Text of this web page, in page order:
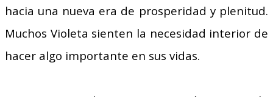
hacia una nueva era de prosperidad y plenitud.
Muchos Violeta sienten la necesidad interior de
hacer algo importante en sus vidas.